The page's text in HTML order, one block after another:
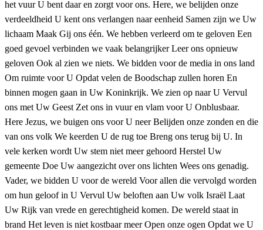
het vuur U bent daar en zorgt voor ons. Here, we belijden onze
verdeeldheid U kent ons verlangen naar eenheid Samen zijn we Uw
lichaam Maak Gij ons één. We hebben verleerd om te geloven Een
goed gevoel verbinden we vaak belangrijker Leer ons opnieuw
geloven Ook al zien we niets. We bidden voor de media in ons land
Om ruimte voor U Opdat velen de Boodschap zullen horen En
binnen mogen gaan in Uw Koninkrijk. We zien op naar U Vervul
ons met Uw Geest Zet ons in vuur en vlam voor U Onblusbaar.
Here Jezus, we buigen ons voor U neer Belijden onze zonden en die
van ons volk We keerden U de rug toe Breng ons terug bij U. In
vele kerken wordt Uw stem niet meer gehoord Herstel Uw
gemeente Doe Uw aangezicht over ons lichten Wees ons genadig.
Vader, we bidden U voor de wereld Voor allen die vervolgd worden
om hun geloof in U Vervul Uw beloften aan Uw volk Israël Laat
Uw Rijk van vrede en gerechtigheid komen. De wereld staat in
brand Het leven is niet kostbaar meer Open onze ogen Opdat we U